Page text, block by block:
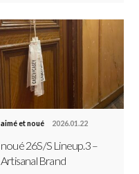
aimé et noué 2026.01.22
noué 26S/S Lineup.3 –
Artisanal Brand